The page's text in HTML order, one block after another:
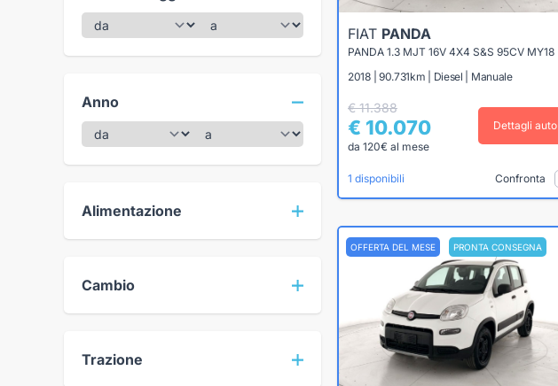
Anno
Alimentazione
Cambio
Trazione
FIAT PANDA
PANDA 1.3 MJT 16V 4X4 S&S 95CV MY18
2018 | 90.731km | Diesel | Manuale
€ 11.388
€ 10.070
da 120€ al mese
Dettagli auto
1 disponibili Confronta
OFFERTA DEL MESE PRONTA CONSEGNA